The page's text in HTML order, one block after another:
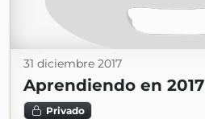
31 diciembre 2017
Aprendiendo en 2017
Privado